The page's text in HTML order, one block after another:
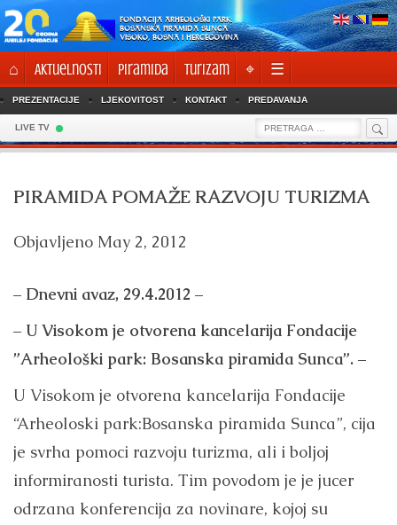
Skip
to
content
FONDACIJA ARHEOLOŠKI PARK:
BOSANSKA PIRAMIDA SUNCA
VISOKO, BOSNA I HERCEGOVINA
⌂ Aktuelnosti Piramida Turizam ⌖ ☰
PREZENTACIJE LJEKOVITOST KONTAKT PREDAVANJA
LIVE TV
Search
for:
PIRAMIDA POMAŽE RAZVOJU TURIZMA
Objavljeno May 2, 2012
– Dnevni avaz, 29.4.2012 –
– U Visokom je otvorena kancelarija Fondacije
”Arheološki park: Bosanska piramida Sunca”. –
U Visokom je otvorena kancelarija Fondacije
“Arheoloski park:Bosanska piramida Sunca”, cija
je svrha pomoci razvoju turizma, ali i boljoj
informiranosti turista. Tim povodom je je jucer
odrzana konferencija za novinare, kojoj su